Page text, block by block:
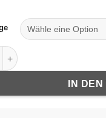
aus Silber mit
IN DEN